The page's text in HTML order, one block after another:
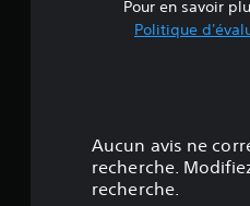
Pour en savoir
Politique
Aucun avis ne
recherche.
recherche.